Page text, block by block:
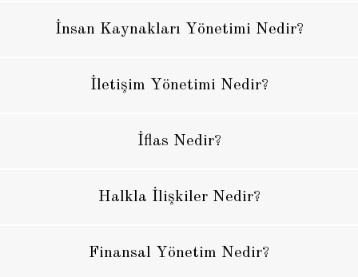
İnsan Kaynakları Yönetimi Nedir?
İletişim Yönetimi Nedir?
İflas Nedir?
Halkla İlişkiler Nedir?
Finansal Yönetim Nedir?